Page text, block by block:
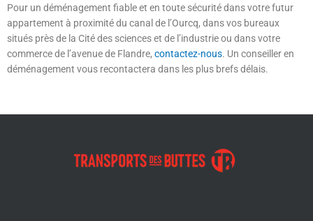
Pour un déménagement fiable et en toute sécurité dans votre futur
appartement à proximité du canal de l’Ourcq, dans vos bureaux
situés près de la Cité des sciences et de l’industrie ou dans votre
commerce de l’avenue de Flandre, contactez-nous. Un conseiller en
déménagement vous recontactera dans les plus brefs délais.